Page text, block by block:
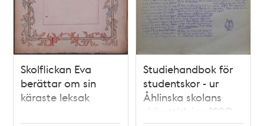
Skolflickan Eva
berättar om sin
käraste leksak
Studiehandbok för
studentskor - ur
Åhlinska skolans
skämttidning 1920